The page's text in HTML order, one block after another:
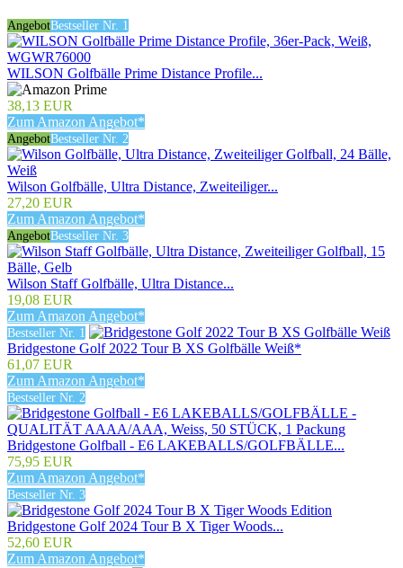
AngebotBestseller Nr. 1
WILSON Golfbälle Prime Distance Profile...
38,13 EUR
Zum Amazon Angebot*
AngebotBestseller Nr. 2
Wilson Golfbälle, Ultra Distance, Zweiteiliger...
27,20 EUR
Zum Amazon Angebot*
AngebotBestseller Nr. 3
Wilson Staff Golfbälle, Ultra Distance...
19,08 EUR
Zum Amazon Angebot*
Bestseller Nr. 1
Bridgestone Golf 2022 Tour B XS Golfbälle Weiß*
61,07 EUR
Zum Amazon Angebot*
Bestseller Nr. 2
Bridgestone Golfball - E6 LAKEBALLS/GOLFBÄLLE...
75,95 EUR
Zum Amazon Angebot*
Bestseller Nr. 3
Bridgestone Golf 2024 Tour B X Tiger Woods...
52,60 EUR
Zum Amazon Angebot*